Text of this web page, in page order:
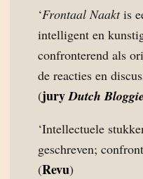
‘Frontaal Naaktis
intelligent en
confronterend als
de reacties en
(juryDutch
‘Intellectuele
geschreven;
(Revu)